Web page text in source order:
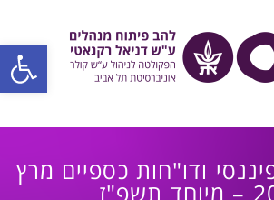
פתח
ודו"חות כספיים מרץ